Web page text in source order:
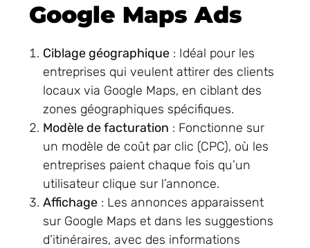
Google Maps Ads
Ciblage géographique : Idéal pour les
entreprises qui veulent attirer des clients
locaux via Google Maps, en ciblant des
zones géographiques spécifiques.
Modèle de facturation : Fonctionne sur
un modèle de coût par clic (CPC), où les
entreprises paient chaque fois qu’un
utilisateur clique sur l’annonce.
Affichage : Les annonces apparaissent
sur Google Maps et dans les suggestions
d’itinéraires, avec des informations